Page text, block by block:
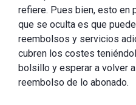
refiere. Pues bien, esto en
que se oculta es que
reembolsos y servicios
cubren los costes
bolsillo y esperar a volver
reembolso de lo abonado.